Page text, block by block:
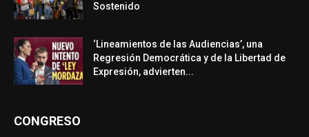
Sostenido
‘Lineamientos de las Audiencias’, una
Regresión Democrática y de la Libertad de
Expresión, advierten...
CONGRESO